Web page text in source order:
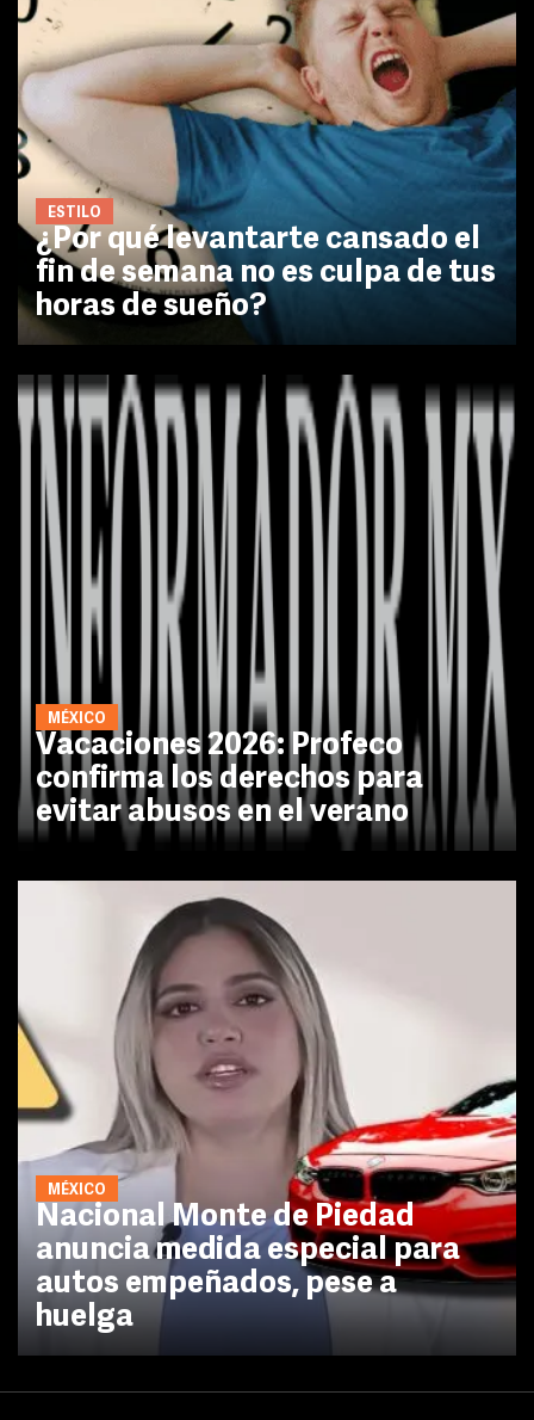
ESTILO
¿Por qué levantarte cansado el
fin de semana no es culpa de tus
horas de sueño?
MÉXICO
Vacaciones 2026: Profeco
confirma los derechos para
evitar abusos en el verano
MÉXICO
Nacional Monte de Piedad
anuncia medida especial para
autos empeñados, pese a
huelga